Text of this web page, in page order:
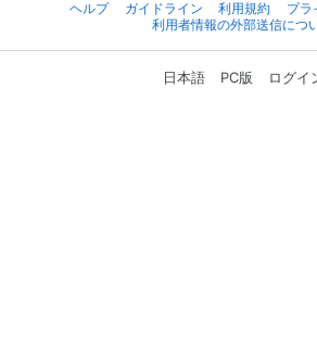
ヘルプ
ガイドライン 利用規約
プラ
利用者情報の外部送信につ
日本語 PC版 ログイ